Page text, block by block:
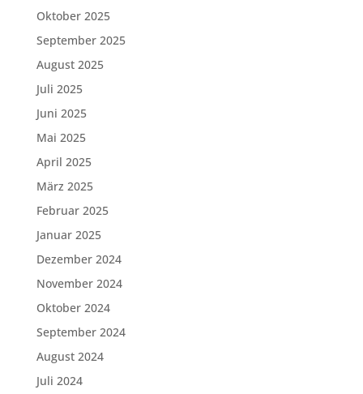
Oktober 2025
September 2025
August 2025
Juli 2025
Juni 2025
Mai 2025
April 2025
März 2025
Februar 2025
Januar 2025
Dezember 2024
November 2024
Oktober 2024
September 2024
August 2024
Juli 2024